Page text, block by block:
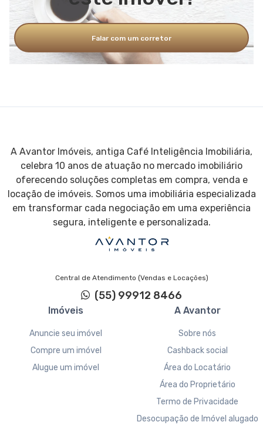
Estacionamento
Falar com um corretor
A Avantor Imóveis, antiga Café Inteligência Imobiliária,
celebra 10 anos de atuação no mercado imobiliário
oferecendo soluções completas em compra, venda e
locação de imóveis. Somos uma imobiliária especializada
em transformar cada negociação em uma experiência
segura, inteligente e personalizada.
Central de Atendimento (Vendas e Locações)
(55) 99912 8466
Imóveis
Anuncie seu imóvel
Compre um imóvel
Alugue um imóvel
A Avantor
Sobre nós
Cashback social
Área do Locatário
Área do Proprietário
Termo de Privacidade
Desocupação de Imóvel alugado